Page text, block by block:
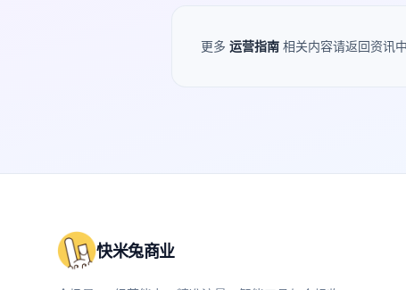
更多 运营指南 相关内容请返回资讯
快米兔商业